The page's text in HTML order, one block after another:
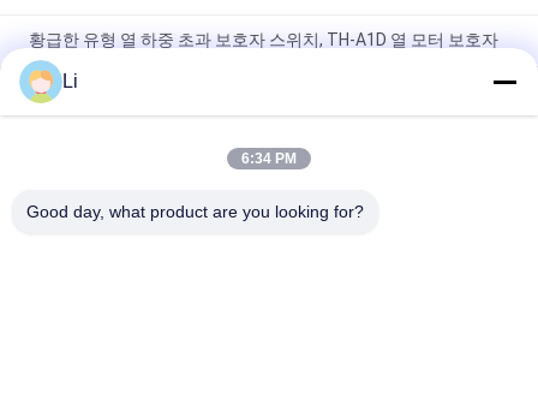
황급한 유형 열 하중 초과 보호자 스위치, TH-A1D 열 모터 보호자
플라스틱 상자 점화 장치를 위한 단열 보호 스위치 일반적으로 열
려있는 유형
높은 과민한 열 하중 초과 보호자 스위치 재시동할 수 있는 열 신관
Li
6:34 PM
Good day, what product are you looking for?